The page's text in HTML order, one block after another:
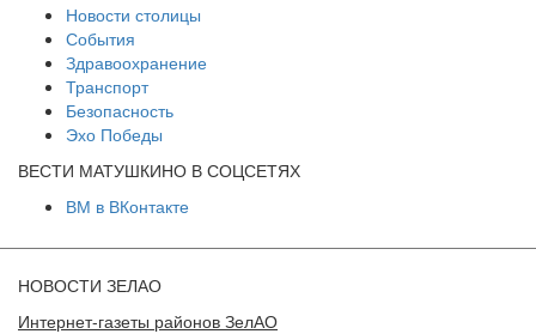
Новости столицы
События
Здравоохранение
Транспорт
Безопасность
Эхо Победы
ВЕСТИ МАТУШКИНО В СОЦСЕТЯХ
ВМ в ВКонтакте
НОВОСТИ ЗЕЛАО
Интернет-газеты районов ЗелАО